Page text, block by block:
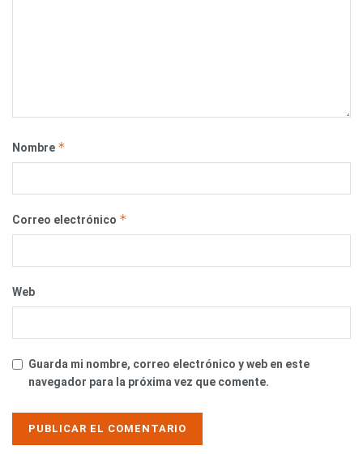
Nombre *
Correo electrónico *
Web
Guarda mi nombre, correo electrónico y web en este
navegador para la próxima vez que comente.